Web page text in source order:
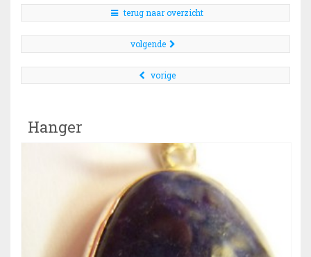
terug naar overzicht
volgende
vorige
Hanger